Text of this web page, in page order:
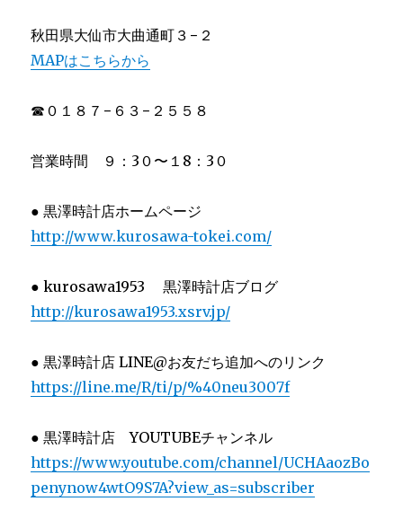
秋田県大仙市大曲通町３−２
MAPはこちらから
☎︎０１８７−６３−２５５８
営業時間 ９：3０〜１8：3０
● 黒澤時計店ホームページ
http://www.kurosawa-tokei.com/
● kurosawa1953 黒澤時計店ブログ
http://kurosawa1953.xsrv.jp/
● 黒澤時計店 LINE@お友だち追加へのリンク
https://line.me/R/ti/p/%40neu3007f
● 黒澤時計店 YOUTUBEチャンネル
https://www.youtube.com/channel/UCHAaozBo
penynow4wtO9S7A?view_as=subscriber